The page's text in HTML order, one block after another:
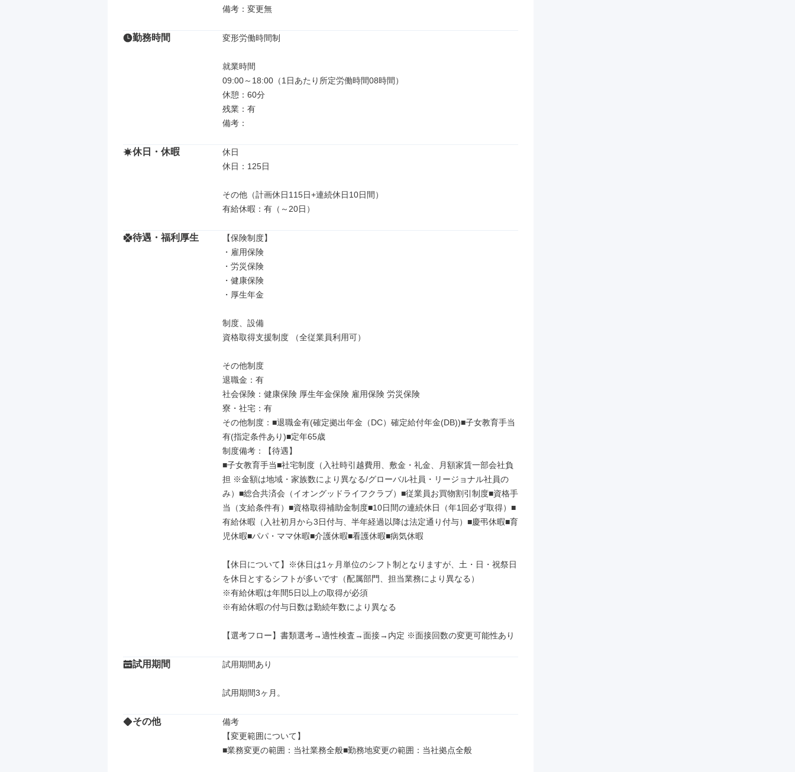
備考：変更無
勤務時間 変形労働時間制
就業時間
09:00～18:00（1日あたり所定労働時間08時間）
休憩：60分
残業：有
備考：
休日・休暇
休日
休日：125日
その他（計画休日115日+連続休日10日間）
有給休暇：有（～20日）
待遇・福利厚生
【保険制度】
・雇用保険
・労災保険
・健康保険
・厚生年金
制度、設備
資格取得支援制度 （全従業員利用可）
その他制度
退職金：有
社会保険：健康保険 厚生年金保険 雇用保険 労災保険
寮・社宅：有
その他制度：■退職金有(確定拠出年金（DC）確定給付年金(DB))■子女教育手当
有(指定条件あり)■定年65歳
制度備考：【待遇】
■子女教育手当■社宅制度（入社時引越費用、敷金・礼金、月額家賃一部会社負
担 ※金額は地域・家族数により異なる/グローバル社員・リージョナル社員の
み）■総合共済会（イオングッドライフクラブ）■従業員お買物割引制度■資格手
当（支給条件有）■資格取得補助金制度■10日間の連続休日（年1回必ず取得）■
有給休暇（入社初月から3日付与、半年経過以降は法定通り付与）■慶弔休暇■育
児休暇■パパ・ママ休暇■介護休暇■看護休暇■病気休暇
【休日について】※休日は1ヶ月単位のシフト制となりますが、土・日・祝祭日
を休日とするシフトが多いです（配属部門、担当業務により異なる）
※有給休暇は年間5日以上の取得が必須
※有給休暇の付与日数は勤続年数により異なる
【選考フロー】書類選考→適性検査→面接→内定 ※面接回数の変更可能性あり
試用期間 試用期間あり
試用期間3ヶ月。
その他
備考
【変更範囲について】
■業務変更の範囲：当社業務全般■勤務地変更の範囲：当社拠点全般